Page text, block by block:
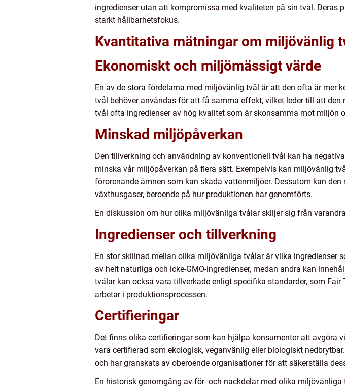
ingredienser utan att kompromissa med kvaliteten på sin tvål.
starkt hållbarhetsfokus.
Kvantitativa mätningar om miljövänlig
Ekonomiskt och miljömässigt värde
En av de stora fördelarna med miljövänlig tvål är att den ofta är mer
tvål behöver användas för att få samma effekt, vilket leder till att
tvål ofta ingredienser av hög kvalitet som är skonsamma mot miljön
Minskad miljöpåverkan
Den tillverkning och användning av konventionell tvål kan ha
minska vår miljöpåverkan på flera sätt. Exempelvis kan miljövänlig
förorenande ämnen som kan skada vattenmiljöer. Dessutom kan
växthusgaser, beroende på hur produktionen har genomförts.
En diskussion om hur olika miljövänliga tvålar skiljer sig från varandra
Ingredienser och tillverkning
En stor skillnad mellan olika miljövänliga tvålar är vilka ingredienser
av helt naturliga och icke-GMO-ingredienser, medan andra kan
tvålar kan också vara tillverkade enligt specifika standarder, som
arbetar i produktionsprocessen.
Certifieringar
Det finns olika certifieringar som kan hjälpa konsumenter att avgöra
vara certifierad som ekologisk, veganvänlig eller biologiskt
och har granskats av oberoende organisationer för att säkerställa
En historisk genomgång av för- och nackdelar med olika miljövänliga